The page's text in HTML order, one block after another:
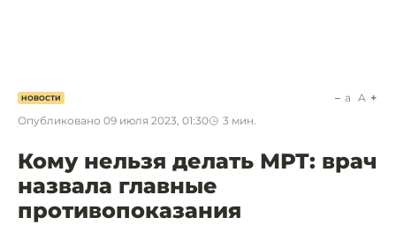
НОВОСТИ
Опубликовано 09 июля 2023, 01:30 3 мин.
a A
Кому нельзя делать МРТ: врач
назвала главные
противопоказания